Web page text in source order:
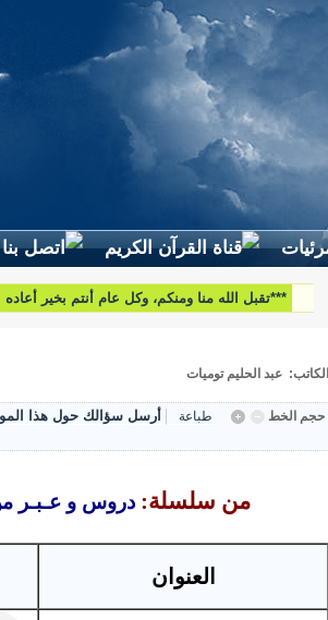
***تقبل الله منا ومنكم، وكل عام أنتم بخير أعاده
الكاتب: عبد الحليم توميات
حجم الخط طباعة أرسل سؤالك حول هذا
من سلسلة:دروس و عـبـر
العنوان